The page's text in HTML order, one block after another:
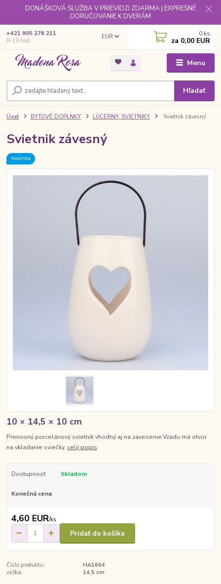
DONÁŠKOVÁ SLUŽBA V PRIEVIDZI ZDARMA | EXPRESNÉ
DORUČOVANIE K DVERÁM
Menu
EUR
Hľadať
+421 905 276 211
8-18 hod.
0 ks
za 0,00 EUR
Úvod BYTOVÉ DOPLNKY LUCERNY, SVIETNIKY Svietnik závesný
Svietnik závesný
Novinka
10 × 14,5 × 10 cm
Prenosný porcelánový svietnik vhodný aj na zavesenie.Vzadu má otvor
na vkladanie sviečky. celý popis
Dostupnosť Skladom
Konečná cena
4,60 EUR/ks
Pridať do košíka
Číslo produktu:
HA1604
výška:
14,5 cm